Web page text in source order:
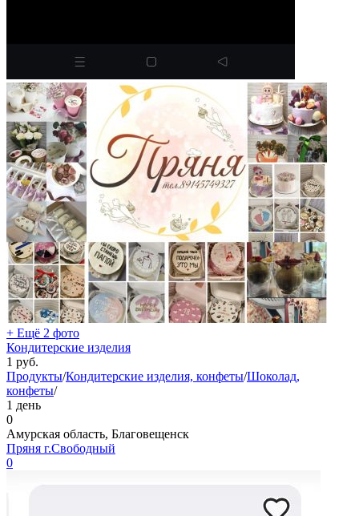
+ Ещё 2 фото
Кондитерские изделия
1 руб.
Продукты/Кондитерские изделия, конфеты/Шоколад,
конфеты/
1 день
0
Амурская область, Благовещенск
Пряня г.Свободный
0